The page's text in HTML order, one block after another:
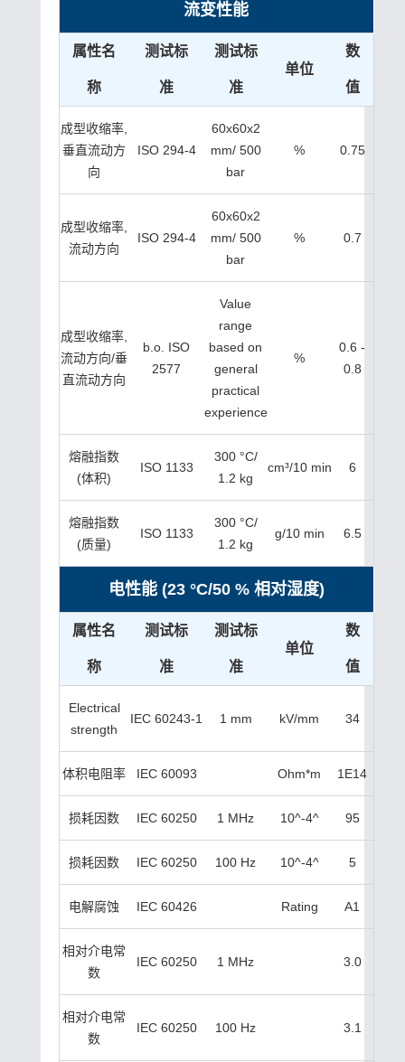
流变性能
属性名
称
测试标
准
测试标
准
单位
数
值
成型收缩率,
垂直流动方
向
ISO 294-4
60x60x2
mm/ 500
bar
% 0.75
成型收缩率,
流动方向
ISO 294-4
60x60x2
mm/ 500
bar
% 0.7
成型收缩率,
流动方向/垂
直流动方向
b.o. ISO
2577
Value
range
based on
general
practical
experience
%
0.6 -
0.8
熔融指数
(体积)
ISO 1133
300 °C/
1.2 kg
cm³/10 min 6
熔融指数
(质量)
ISO 1133
300 °C/
1.2 kg
g/10 min 6.5
电性能 (23 °C/50 % 相对湿度)
属性名
称
测试标
准
测试标
准
单位
数
值
Electrical
strength
IEC 60243-1 1 mm kV/mm 34
体积电阻率 IEC 60093 Ohm*m 1E14
损耗因数 IEC 60250 1 MHz 10^-4^ 95
损耗因数 IEC 60250 100 Hz 10^-4^ 5
电解腐蚀 IEC 60426 Rating A1
相对介电常
数
IEC 60250 1 MHz 3.0
相对介电常
数
IEC 60250 100 Hz 3.1